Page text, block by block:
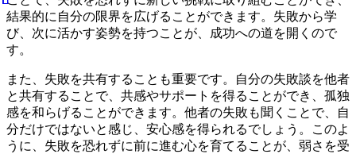
結果的に自分の限界を広げることができます。失敗から学
び、次に活かす姿勢を持つことが、成功への道を開くので
す。
また、失敗を共有することも重要です。自分の失敗談を他者
と共有することで、共感やサポートを得ることができ、孤独
感を和らげることができます。他者の失敗も聞くことで、自
分だけではないと感じ、安心感を得られるでしょう。このよ
うに、失敗を恐れずに前に進む心を育てることが、弱さを受